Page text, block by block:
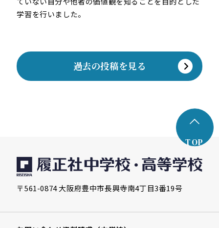
学習を行いました。
過去の投稿を見る
TOP
〒561-0874 大阪府豊中市長興寺南4丁目3番19号